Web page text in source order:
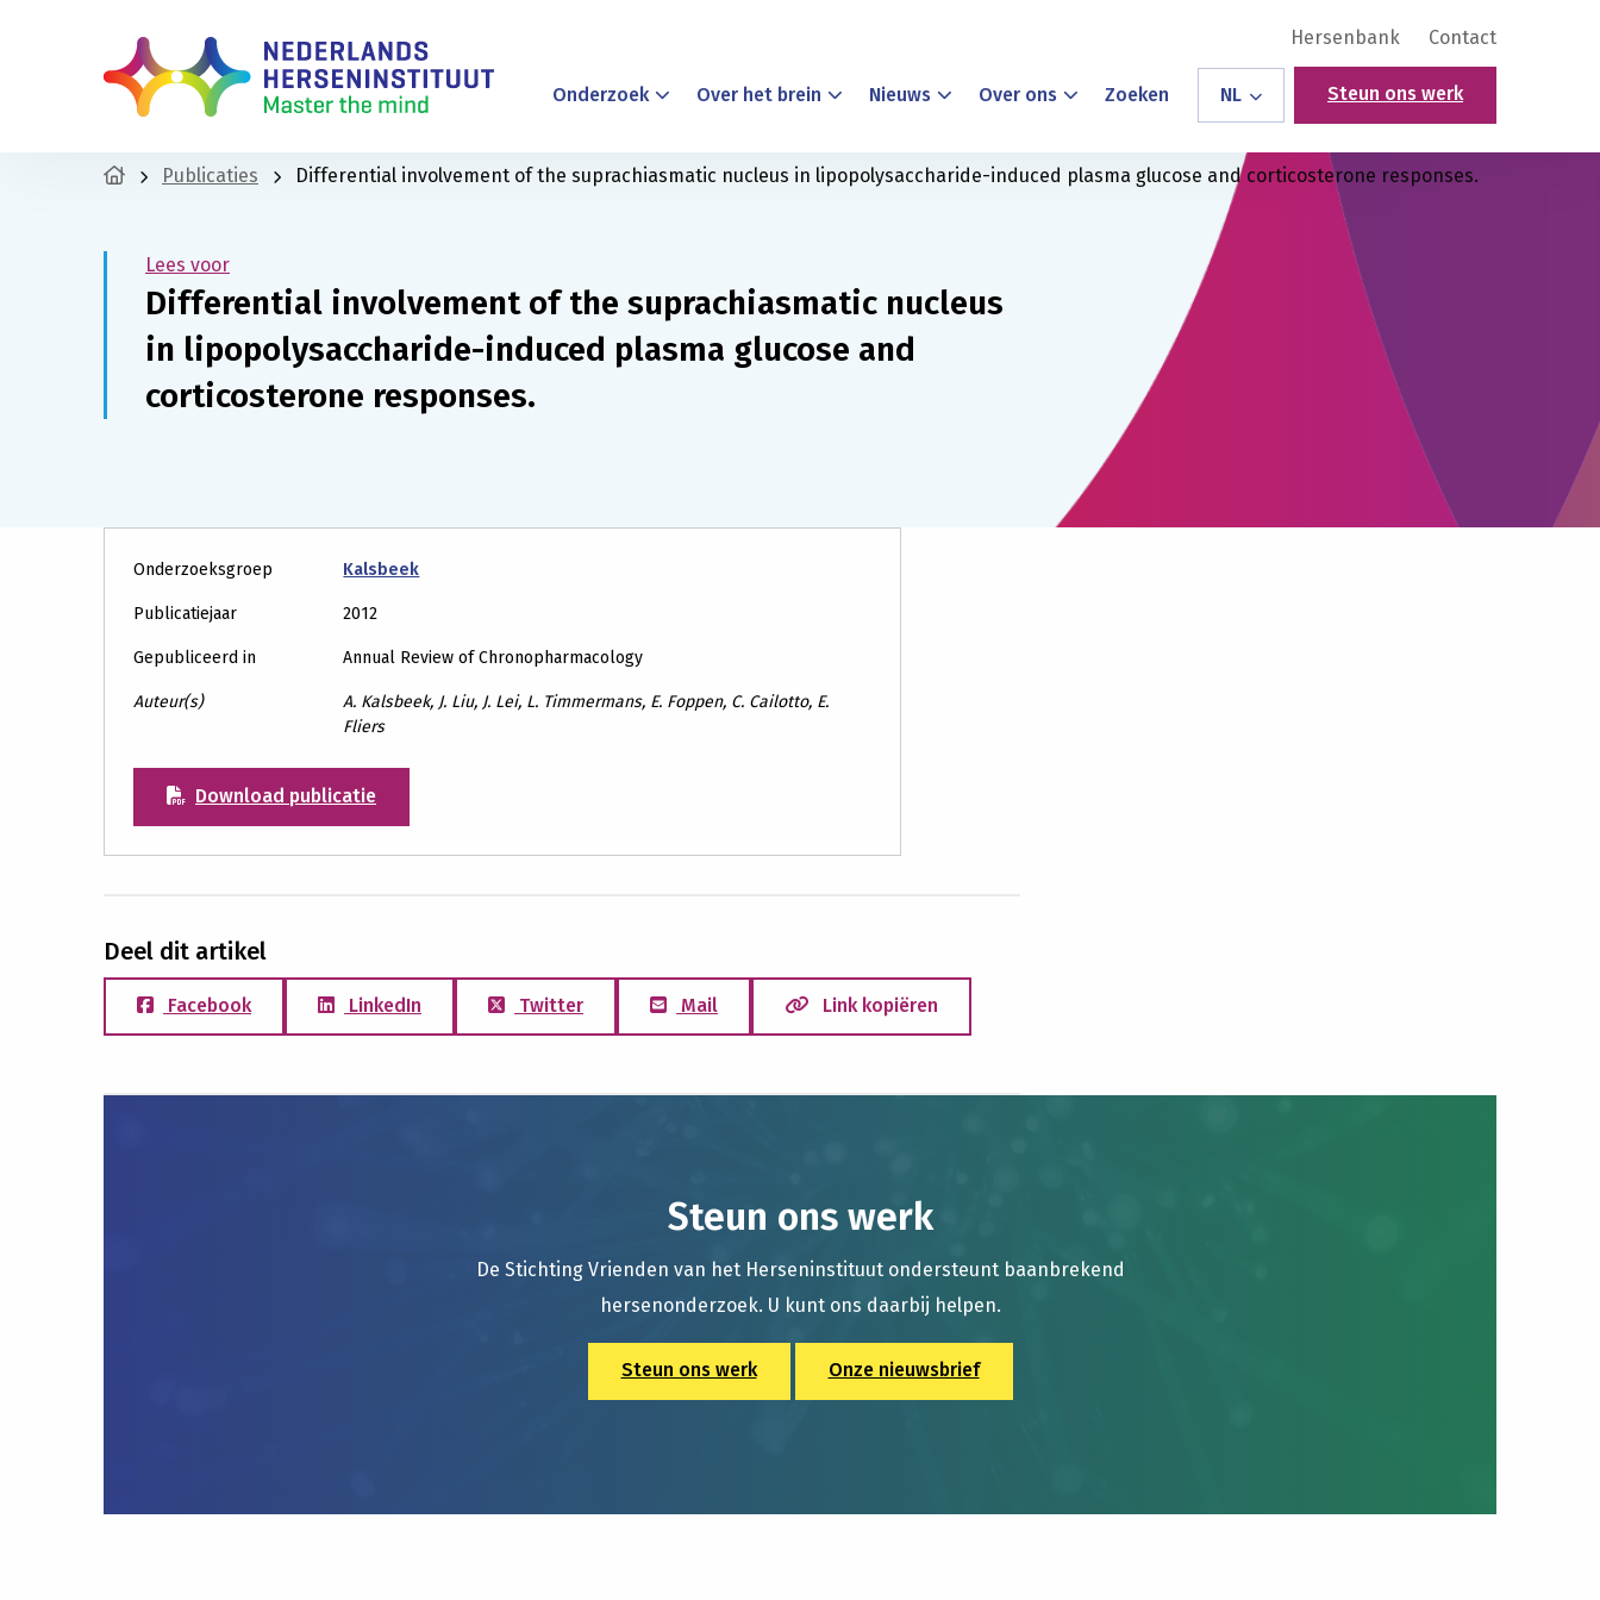
Hersenbank Contact
Onderzoek Over het brein Nieuws Over ons Zoeken NL Steun ons werk
Publicaties Differential involvement of the suprachiasmatic nucleus in lipopolysaccharide-induced plasma glucose and corticosterone responses.
Lees voor
Differential involvement of the suprachiasmatic nucleus
in lipopolysaccharide-induced plasma glucose and
corticosterone responses.
Onderzoeksgroep Kalsbeek
Publicatiejaar 2012
Gepubliceerd in Annual Review of Chronopharmacology
Auteur(s)
A. Kalsbeek, J. Liu, J. Lei, L. Timmermans, E. Foppen, C. Cailotto, E.
Fliers
Download publicatie
Deel dit artikel
Facebook LinkedIn Twitter Mail Link kopiëren
Steun ons werk
De Stichting Vrienden van het Herseninstituut ondersteunt baanbrekend
hersenonderzoek. U kunt ons daarbij helpen.
Steun ons werk Onze nieuwsbrief